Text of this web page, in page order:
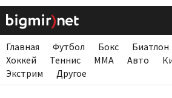
Главная Футбол Бокс Биатлон
Хоккей
Теннис ММА Авто
Экстрим
Другое